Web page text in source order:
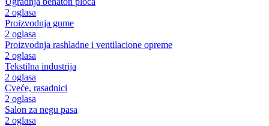
2 oglasa
Proizvodnja gume
2 oglasa
Proizvodnja rashladne i ventilacione opreme
2 oglasa
Tekstilna industrija
2 oglasa
Cveće, rasadnici
2 oglasa
Salon za negu pasa
2 oglasa